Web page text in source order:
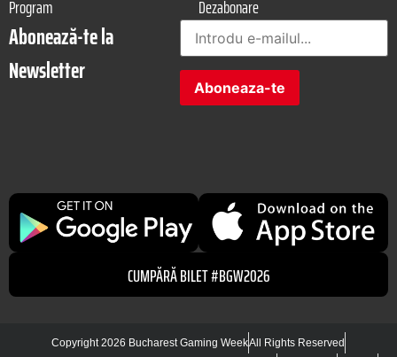
Program
Dezabonare
Abonează-te la
Newsletter
CUMPĂRĂ BILET #BGW2026
Copyright 2026 Bucharest Gaming WeekAll Rights Reserved